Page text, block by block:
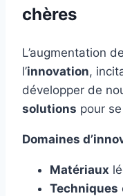
chères
L’augmentation
l’innovation,
développer de
solutions pour
Domaines
Matériaux
Techniques